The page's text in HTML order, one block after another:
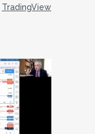
TradingView